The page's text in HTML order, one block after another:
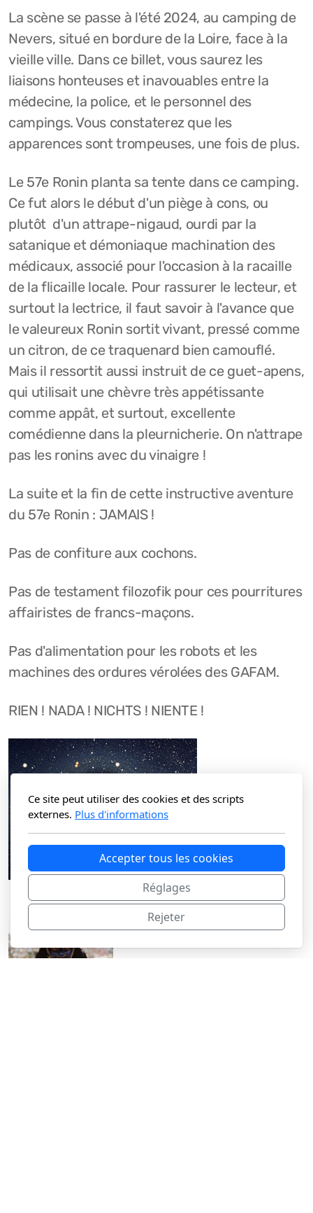
La scène se passe à l'été 2024, au camping de
Nevers, situé en bordure de la Loire, face à la
vieille ville. Dans ce billet, vous saurez les
liaisons honteuses et inavouables entre la
médecine, la police, et le personnel des
campings. Vous constaterez que les
apparences sont trompeuses, une fois de plus.
Le 57e Ronin planta sa tente dans ce camping.
Ce fut alors le début d'un piège à cons, ou
plutôt d'un attrape-nigaud, ourdi par la
satanique et démoniaque machination des
médicaux, associé pour l'occasion à la racaille
de la flicaille locale. Pour rassurer le lecteur, et
surtout la lectrice, il faut savoir à l'avance que
le valeureux Ronin sortit vivant, pressé comme
un citron, de ce traquenard bien camouflé.
Mais il ressortit aussi instruit de ce guet-apens,
qui utilisait une chèvre très appétissante
comme appât, et surtout, excellente
comédienne dans la pleurnicherie. On n'attrape
pas les ronins avec du vinaigre !
La suite et la fin de cette instructive aventure
du 57e Ronin : JAMAIS !
Pas de confiture aux cochons.
Pas de testament filozofik pour ces pourritures
affairistes de francs-maçons.
Pas d'alimentation pour les robots et les
machines des ordures vérolées des GAFAM.
RIEN ! NADA ! NICHTS ! NIENTE !
Ce site peut utiliser des cookies et des scripts
externes. Plus d'informations
Accepter tous les cookies
Réglages
Rejeter